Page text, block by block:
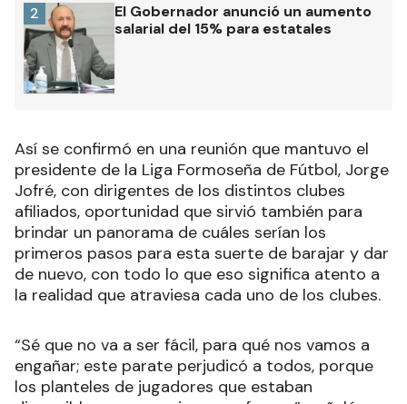
El Gobernador anunció un aumento
salarial del 15% para estatales
2
Así se confirmó en una reunión que mantuvo el
presidente de la Liga Formoseña de Fútbol, Jorge
Jofré, con dirigentes de los distintos clubes
afiliados, oportunidad que sirvió también para
brindar un panorama de cuáles serían los
primeros pasos para esta suerte de barajar y dar
de nuevo, con todo lo que eso significa atento a
la realidad que atraviesa cada uno de los clubes.
“Sé que no va a ser fácil, para qué nos vamos a
engañar; este parate perjudicó a todos, porque
los planteles de jugadores que estaban